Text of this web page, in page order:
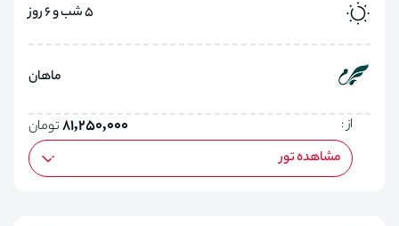
5 شب و 6 روز
ماهان
از : 81,250,000تومان
مشاهده تور